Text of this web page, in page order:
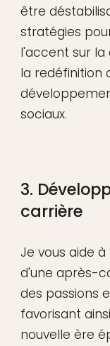
être
stratégies
l'accent sur la
la redéfinition
sociaux.
3.
carrière
Je vous aide
d'une après-
des passions
favorisant
nouvelle ère